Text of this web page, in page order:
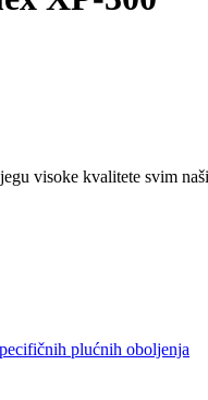
visoke kvalitete svim
plućnih oboljenja